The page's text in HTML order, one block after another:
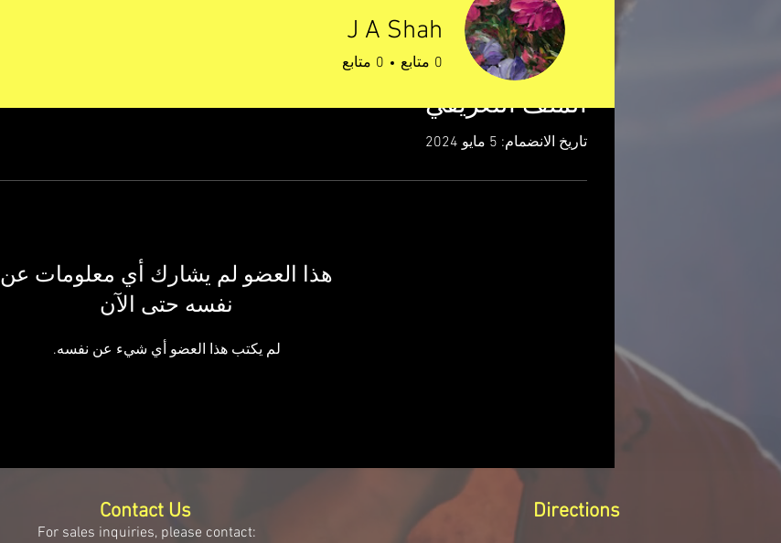
الملف التعريفي
تاريخ الانضمام: 5 مايو 2024
هذا العضو لم يشارك أي معلومات عن
نفسه حتى الآن
لم يكتب هذا العضو أي شيء عن نفسه.
J A Shah
0 متابع 0 متابع
Contact Us
For sales inquiries, please contact:
Directions